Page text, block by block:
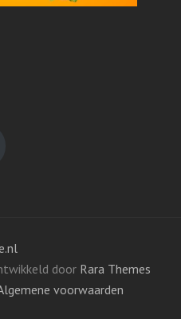
door Rara Themes
voorwaarden